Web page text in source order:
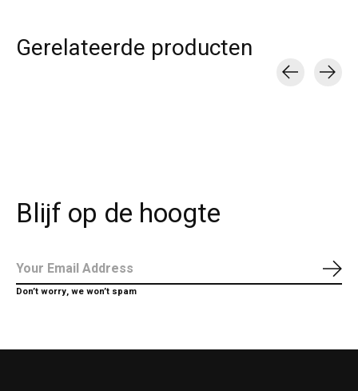
Gerelateerde producten
Blijf op de hoogte
Don’t worry, we won’t spam